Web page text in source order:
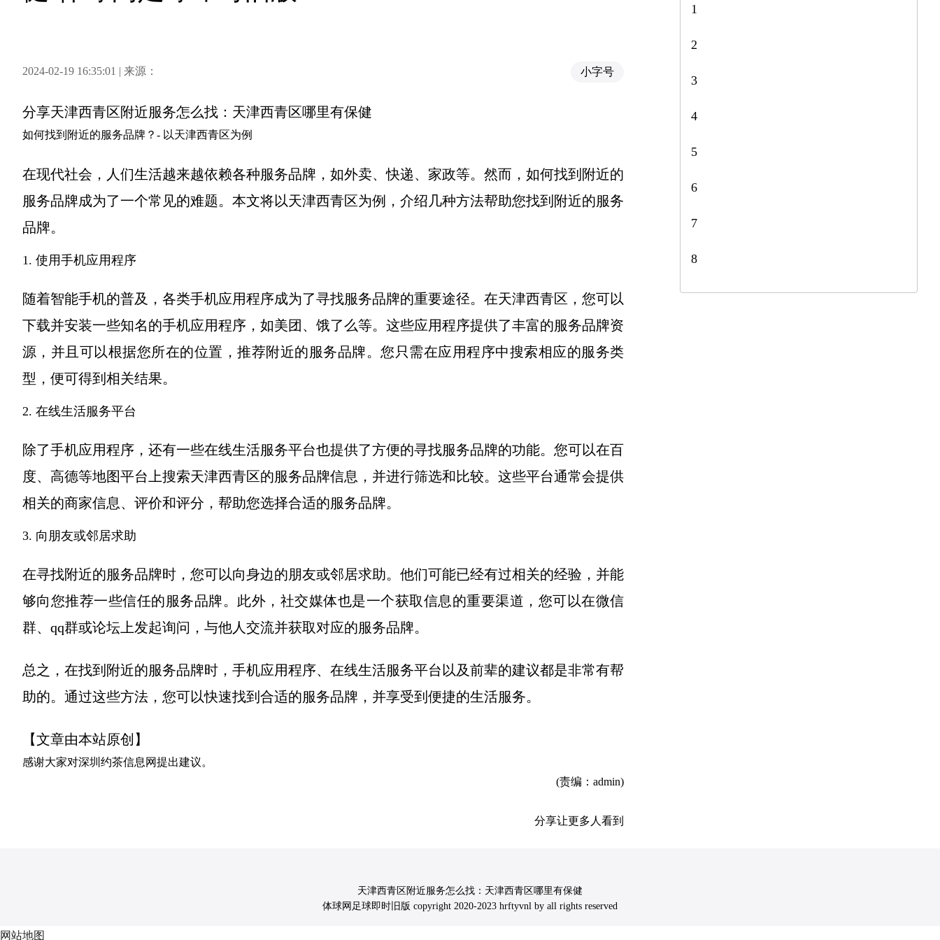
2024-02-19 16:35:01 | 来源： 小字号
分享天津西青区附近服务怎么找：天津西青区哪里有保健
如何找到附近的服务品牌？- 以天津西青区为例
在现代社会，人们生活越来越依赖各种服务品牌，如外卖、快递、家政等。然而，如何找到附近的
服务品牌成为了一个常见的难题。本文将以天津西青区为例，介绍几种方法帮助您找到附近的服务
品牌。
1. 使用手机应用程序
随着智能手机的普及，各类手机应用程序成为了寻找服务品牌的重要途径。在天津西青区，您可以
下载并安装一些知名的手机应用程序，如美团、饿了么等。这些应用程序提供了丰富的服务品牌资
源，并且可以根据您所在的位置，推荐附近的服务品牌。您只需在应用程序中搜索相应的服务类
型，便可得到相关结果。
2. 在线生活服务平台
除了手机应用程序，还有一些在线生活服务平台也提供了方便的寻找服务品牌的功能。您可以在百
度、高德等地图平台上搜索天津西青区的服务品牌信息，并进行筛选和比较。这些平台通常会提供
相关的商家信息、评价和评分，帮助您选择合适的服务品牌。
3. 向朋友或邻居求助
在寻找附近的服务品牌时，您可以向身边的朋友或邻居求助。他们可能已经有过相关的经验，并能
够向您推荐一些信任的服务品牌。此外，社交媒体也是一个获取信息的重要渠道，您可以在微信
群、qq群或论坛上发起询问，与他人交流并获取对应的服务品牌。
总之，在找到附近的服务品牌时，手机应用程序、在线生活服务平台以及前辈的建议都是非常有帮
助的。通过这些方法，您可以快速找到合适的服务品牌，并享受到便捷的生活服务。
【文章由本站原创】
感谢大家对深圳约茶信息网提出建议。
(责编：admin)
分享让更多人看到
1
2
3
4
5
6
7
8
天津西青区附近服务怎么找：天津西青区哪里有保健
体球网足球即时旧版 copyright 2020-2023 hrftyvnl by all rights reserved
网站地图